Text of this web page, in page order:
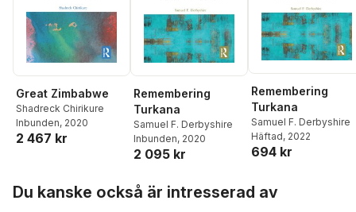
Great Zimbabwe
Shadreck Chirikure
Inbunden, 2020
2 467 kr
Remembering
Turkana
Samuel F. Derbyshire
Inbunden, 2020
2 095 kr
Remembering
Turkana
Samuel F. Derbyshire
Häftad, 2022
694 kr
Du kanske också är intresserad av